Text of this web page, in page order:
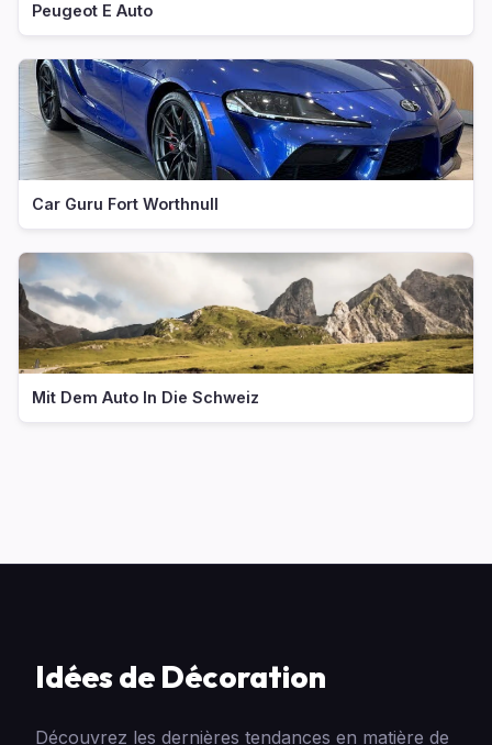
Peugeot E Auto
Car Guru Fort Worthnull
Mit Dem Auto In Die Schweiz
Idées de Décoration
Découvrez les dernières tendances en matière de